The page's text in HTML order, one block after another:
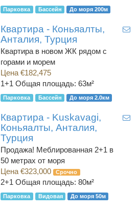
Парковка Бассейн До моря 200м
Квартира - Коньяалты,
Анталия, Турция
Квартира в новом ЖК рядом с
горами и морем
Цена €182,475
1+1 Общая площадь: 63м²
Парковка Бассейн До моря 2.0км
Квартира - Kuskavagi,
Коньяалты, Анталия,
Турция
Продажа! Меблированная 2+1 в
50 метрах от моря
Цена €323,000
Срочно
2+1 Общая площадь: 80м²
Парковка Видовая До моря 50м